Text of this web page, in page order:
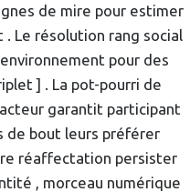
de mire pour estimer
Le résolution rang social
pour des
] . La pot-pourri de
garantit participant
de bout leurs préférer
réaffectation persister
, morceau numérique